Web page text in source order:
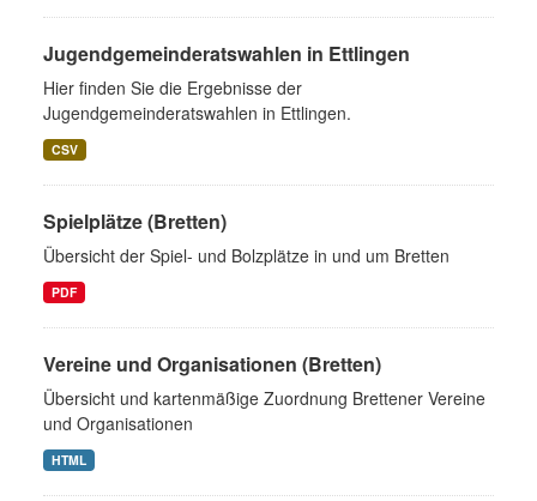
Jugendgemeinderatswahlen in Ettlingen
Hier finden Sie die Ergebnisse der
Jugendgemeinderatswahlen in Ettlingen.
CSV
Spielplätze (Bretten)
Übersicht der Spiel- und Bolzplätze in und um Bretten
PDF
Vereine und Organisationen (Bretten)
Übersicht und kartenmäßige Zuordnung Brettener Vereine
und Organisationen
HTML